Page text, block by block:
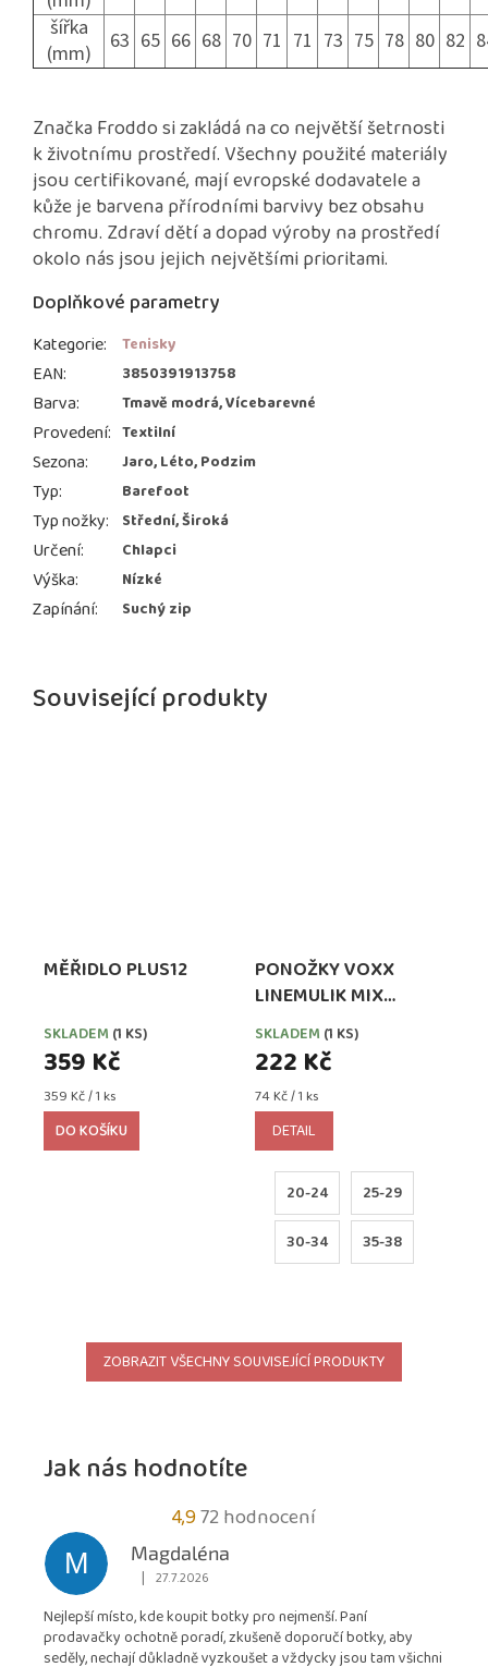
Související produkty
MĚŘIDLO PLUS12
SKLADEM (1 KS)
359 Kč
Měrná
cena:
359 Kč / 1 ks
DO KOŠÍKU
PONOŽKY VOXX
LINEMULIK MIX
HOLKA 3 PÁRY
SKLADEM (1 KS)
222 Kč
Měrná
cena:
74 Kč / 1 ks
DETAIL
20-24 25-29
30-34 35-38
ZOBRAZIT VŠECHNY SOUVISEJÍCÍ PRODUKTY
šířka
(mm)
63 65 66 68 70 71 71 73 75 78 80 82
Značka Froddo si zakládá na co největší šetrnosti
k životnímu prostředí. Všechny použité materiály
jsou certifikované, mají evropské dodavatele a
kůže je barvena přírodními barvivy bez obsahu
chromu. Zdraví dětí a dopad výroby na prostředí
okolo nás jsou jejich největšími prioritami.
Doplňkové parametry
Kategorie: Tenisky
EAN: 3850391913758
Barva: Tmavě modrá, Vícebarevné
Provedení: Textilní
Sezona: Jaro, Léto, Podzim
Typ: Barefoot
Typ nožky: Střední, Široká
Určení: Chlapci
Výška: Nízké
Zapínání: Suchý zip
Jak nás hodnotíte
4,9Průměrné
hodnocení
obchodu
4,9
z
72 hodnocení
M
Magdaléna
Hodnocení obchodu je 5 z 5 hvězdiček.
| 27.7.2026
Nejlepší místo, kde koupit botky pro nejmenší. Paní
prodavačky ochotně poradí, zkušeně doporučí botky, aby
seděly, nechají důkladně vyzkoušet a vždycky jsou tam všichni